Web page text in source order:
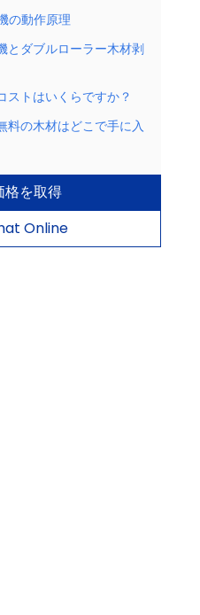
の動作原理
とダブルローラー木材剥
ストはいくらですか？
料の木材はどこで手に入
格を取得
Online